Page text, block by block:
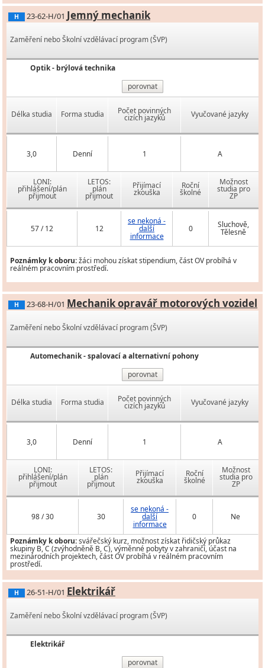
H 23-62-H/01 Jemný mechanik
Zaměření nebo Školní vzdělávací program (ŠVP)
Optik - brýlová technika
porovnat
Délka studia Forma studia Počet povinných
cizích jazyků Vyučované jazyky
3,0 Denní 1 A
LONI:
přihlášení/plán
přijmout
LETOS:
plán
přijmout
Přijímací
zkouška
Roční
školné
Možnost
studia pro
ZP
57 / 12 12
se nekoná -
další
informace
0 Sluchově,
Tělesně
Poznámky k oboru:žáci mohou získat stipendium, část OV probíhá v
reálném pracovním prostředí.
H 23-68-H/01 Mechanik opravář motorových vozidel
Zaměření nebo Školní vzdělávací program (ŠVP)
Automechanik - spalovací a alternativní pohony
porovnat
Délka studia Forma studia Počet povinných
cizích jazyků Vyučované jazyky
3,0 Denní 1 A
LONI:
přihlášení/plán
přijmout
LETOS:
plán
přijmout
Přijímací
zkouška
Roční
školné
Možnost
studia pro
ZP
98 / 30 30
se nekoná -
další
informace
0 Ne
Poznámky k oboru:svářečský kurz, možnost získat řidičský průkaz
skupiny B, C (zvýhodněně B, C), výměnné pobyty v zahraničí, účast na
mezinárodních projektech, část OV probíhá v reálném pracovním
prostředí.
H 26-51-H/01 Elektrikář
Zaměření nebo Školní vzdělávací program (ŠVP)
Elektrikář
porovnat